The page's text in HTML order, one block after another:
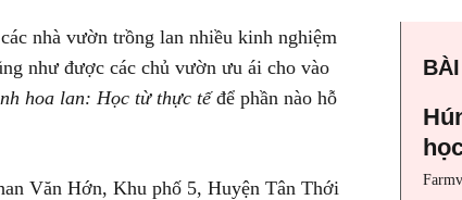
nhà vườn trồng lan nhiều kinh nghiệm
như được các chủ vườn ưu ái cho vào
hoa lan: Học từ thực tếđể phần nào hỗ
Văn Hớn, Khu phố 5, Huyện Tân Thới